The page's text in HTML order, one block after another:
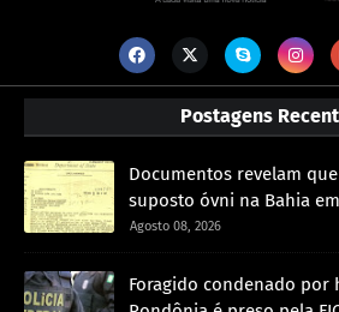
Postagens
Documentos revelam
suposto óvni na Bahia
Agosto 08, 2026
Foragido condenado por